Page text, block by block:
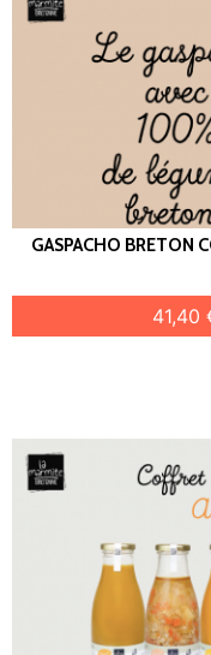
GASPACHO BRETON
41,40